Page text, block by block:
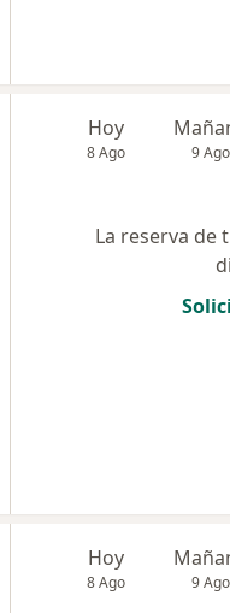
Hoy
8 Ago 9 Ago
La reserva de
Hoy
8 Ago 9 Ago